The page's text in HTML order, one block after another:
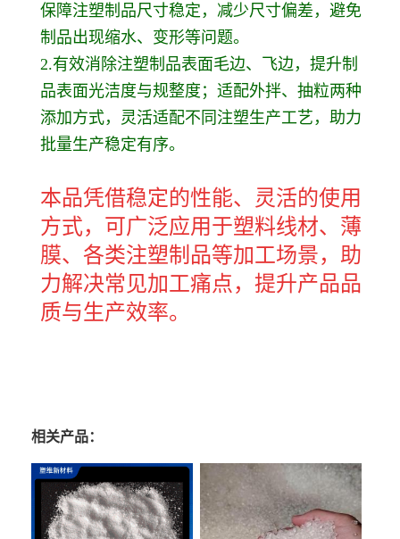
保障注塑制品尺寸稳定，减少尺寸偏差，避免
制品出现缩水、变形等问题。
2.有效消除注塑制品表面毛边、飞边，提升制
品表面光洁度与规整度；适配外拌、抽粒两种
添加方式，灵活适配不同注塑生产工艺，助力
批量生产稳定有序。
本品凭借稳定的性能、灵活的使用
方式，可广泛应用于塑料线材、薄
膜、各类注塑制品等加工场景，助
力解决常见加工痛点，提升产品品
质与生产效率。
相关产品：